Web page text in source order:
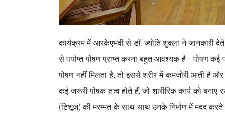
कार्यक्रम में आरकेएमवी से डाॅ. ज्योति शुक्ला ने जानकारी
से पर्याप्त पोषण प्राप्त करना बहुत आवश्यक है। पोषण कई
पोषण नहीं मिलता है, तो इससे शरीर में कमजोरी आती है
कई जरूरी पोषक तत्व होते हैं, जो शारीरिक कार्य को
(टिशूज) की मरम्मत के साथ-साथ उनके निर्माण में मदद